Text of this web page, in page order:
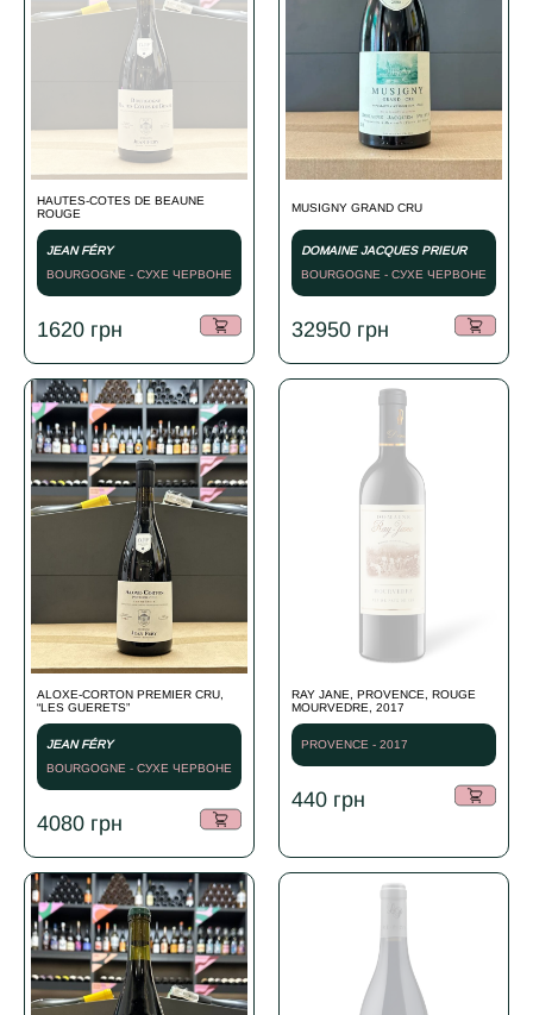
HAUTES-COTES DE BEAUNE
ROUGE
JEAN FÉRY
BOURGOGNE - СУХЕ ЧЕРВОНЕ
- 2023
1620 грн
MUSIGNY GRAND CRU
DOMAINE JACQUES PRIEUR
BOURGOGNE - СУХЕ ЧЕРВОНЕ
- 2000
32950 грн
ALOXE-CORTON PREMIER CRU,
“LES GUERETS”
JEAN FÉRY
BOURGOGNE - СУХЕ ЧЕРВОНЕ
- 2023
4080 грн
RAY JANE, PROVENCE, ROUGE
MOURVEDRE, 2017
PROVENCE - 2017
440 грн